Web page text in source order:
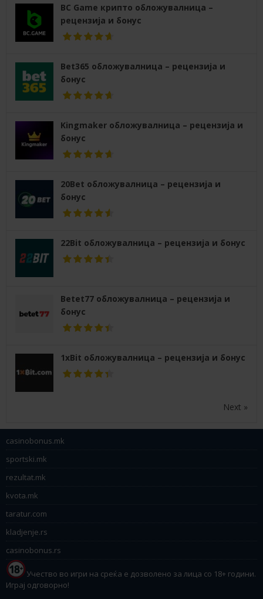
BC Game крипто обложувалница –
рецензија и бонус
Bet365 обложувалница – рецензија и
бонус
Kingmaker обложувалница – рецензија и
бонус
20Bet обложувалница – рецензија и
бонус
22Bit обложувалница – рецензија и бонус
Betet77 обложувалница – рецензија и
бонус
1xBit обложувалница – рецензија и бонус
Next »
casinobonus.mk
sportski.mk
rezultat.mk
kvota.mk
taratur.com
kladjenje.rs
casinobonus.rs
Учество во игри на среќа е дозволено за лица со 18+ години.
Играј одговорно!